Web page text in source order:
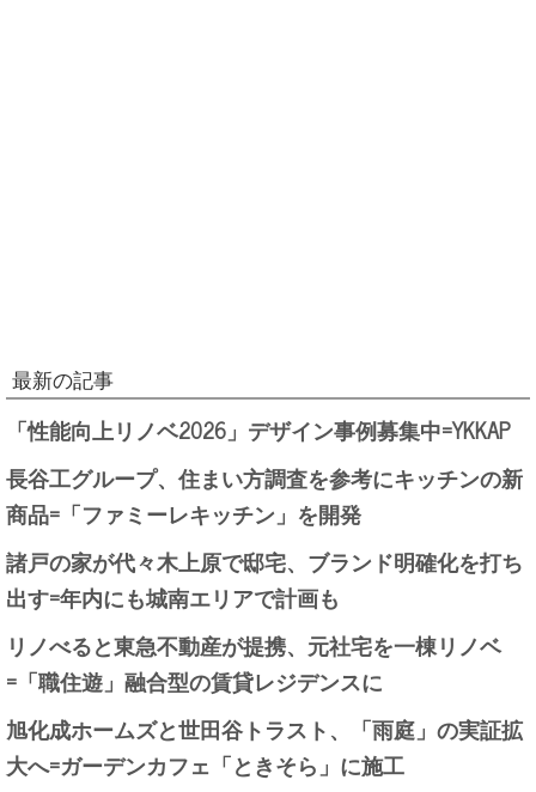
最新の記事
「性能向上リノベ2026」デザイン事例募集中=YKKAP
長谷工グループ、住まい方調査を参考にキッチンの新
商品=「ファミーレキッチン」を開発
諸戸の家が代々木上原で邸宅、ブランド明確化を打ち
出す=年内にも城南エリアで計画も
リノべると東急不動産が提携、元社宅を一棟リノベ
=「職住遊」融合型の賃貸レジデンスに
旭化成ホームズと世田谷トラスト、「雨庭」の実証拡
大へ=ガーデンカフェ「ときそら」に施工